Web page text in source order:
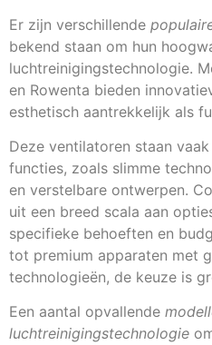
Er zijn verschillende
bekend staan om hun
luchtreinigingstechnologie.
en Rowenta bieden
esthetisch aantrekkelijk als
Deze ventilatoren staan
functies, zoals slimme
en verstelbare ontwerpen.
uit een breed scala aan
specifieke behoeften en
tot premium apparaten met
technologieën, de keuze is
Een aantal opvallende
luchtreinigingstechnologie